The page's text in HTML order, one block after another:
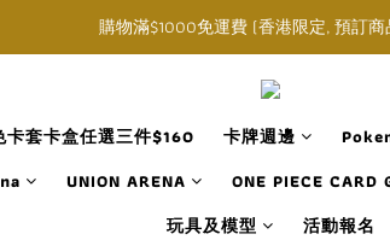
購物滿$1000免運費 (香港限定, 預訂
購物滿$1000免運費 (香港限定, 預訂
指定角色卡套卡盒任選三件$160
購物滿$1000免運費 (香港限定, 預訂
卡套卡盒任選三件$160 卡牌週邊
UNION ARENA ONE PIECE CARD
玩具及模型
活動報名